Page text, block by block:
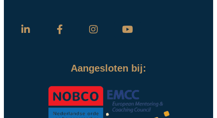
Aangesloten bij: